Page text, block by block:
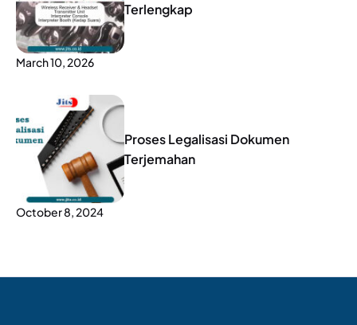
Terlengkap
March 10, 2026
Proses Legalisasi Dokumen
Terjemahan
October 8, 2024